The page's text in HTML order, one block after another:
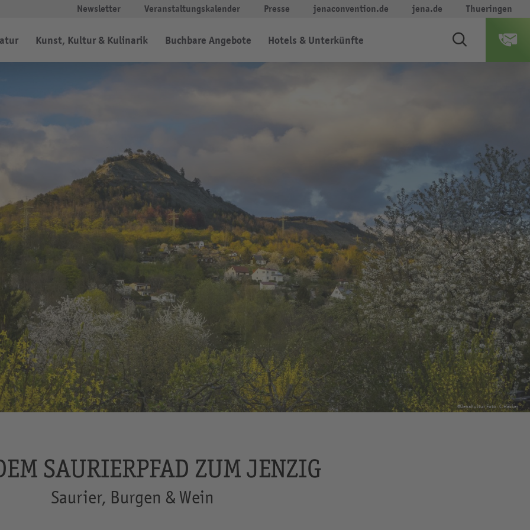
Newsletter Veranstaltungskalender Presse jenaconvention.de jena.de Thueringen
Kunst, Kultur & Kulinarik Buchbare Angebote Hotels & Unterkünfte
©JenaKultur Foto: C.Häcker
SAURIERPFAD ZUM JENZIG
Saurier, Burgen & Wein